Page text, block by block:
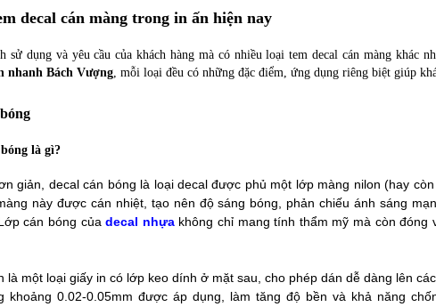
decal cán màng trong in ấn hiện nay
sử dụng và yêu cầu của khách hàng mà có nhiều loại tem decal cán màng khác
nhanh Bách Vượng, mỗi loại đều có những đặc điểm, ứng dụng riêng biệt giúp
là gì?
giản, decal cán bóng là loại decal được phủ một lớp màng nilon (hay
này được cán nhiệt, tạo nên độ sáng bóng, phản chiếu ánh sáng
cán bóng củadecal nhựakhông chỉ mang tính thẩm mỹ mà còn đóng
là một loại giấy in có lớp keo dính ở mặt sau, cho phép dán dễ dàng lên
khoảng 0.02-0.05mm được áp dụng, làm tăng độ bền và khả năng